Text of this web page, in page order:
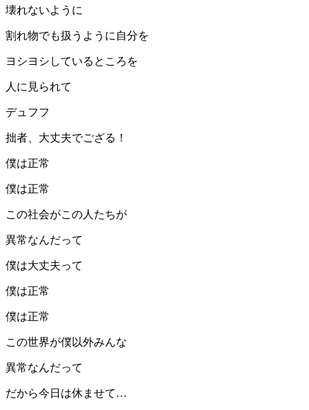
壊れないように
割れ物でも扱うように自分を
ヨシヨシしているところを
人に見られて
デュフフ
拙者、大丈夫でござる！
僕は正常
僕は正常
この社会がこの人たちが
異常なんだって
僕は大丈夫って
僕は正常
僕は正常
この世界が僕以外みんな
異常なんだって
だから今日は休ませて…